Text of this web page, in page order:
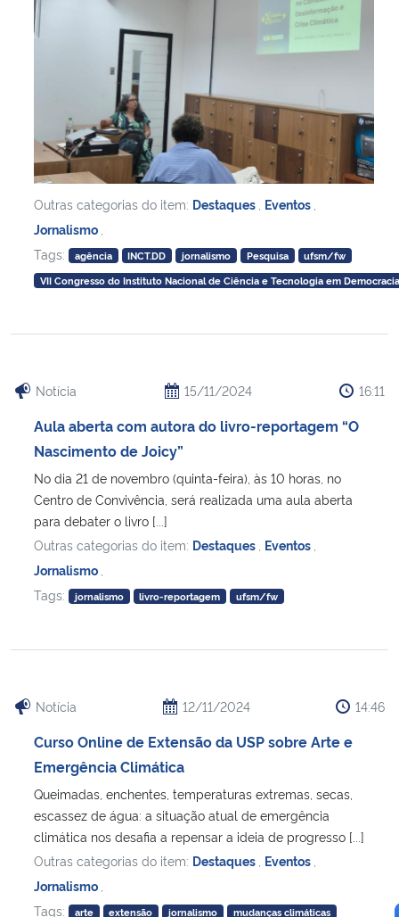
Outras categorias do item: Destaques Eventos
Jornalismo
Tags:
agência INCT.DD jornalismo Pesquisa
ufsm/fw
VII Congresso do Instituto Nacional de Ciência e Tecnologia em
Notícia 15/11/2024 16:11
Aula aberta com autora do livro-reportagem “O
Nascimento de Joicy”
No dia 21 de novembro (quinta-feira), às 10 horas, no
Centro de Convivência, será realizada uma aula aberta
para debater o livro [...]
Outras categorias do item: Destaques Eventos
Jornalismo
Tags:
jornalismo livro-reportagem ufsm/fw
Notícia 12/11/2024 14:46
Curso Online de Extensão da USP sobre Arte e
Emergência Climática
Queimadas, enchentes, temperaturas extremas, secas,
escassez de água: a situação atual de emergência
climática nos desafia a repensar a ideia de progresso [...]
Outras categorias do item: Destaques Eventos
Jornalismo
Tags:
arte extensão jornalismo mudanças climáticas